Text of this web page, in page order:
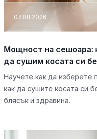
07.08.2026
Мощност на сешоара:
да сушим косата си
Научете как да изберете
как да сушите косата си
блясък и здравина.